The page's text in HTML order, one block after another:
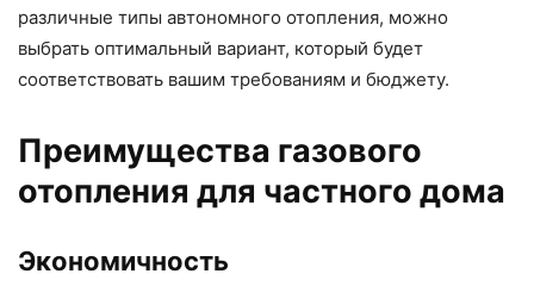
различные типы автономного отопления, можно
выбрать оптимальный вариант, который будет
соответствовать вашим требованиям и бюджету.
Преимущества газового
отопления для частного дома
Экономичность